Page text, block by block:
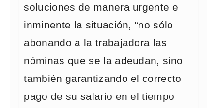
soluciones de manera urgente e
inminente la situación, “no sólo
abonando a la trabajadora las
nóminas que se la adeudan, sino
también garantizando el correcto
pago de su salario en el tiempo